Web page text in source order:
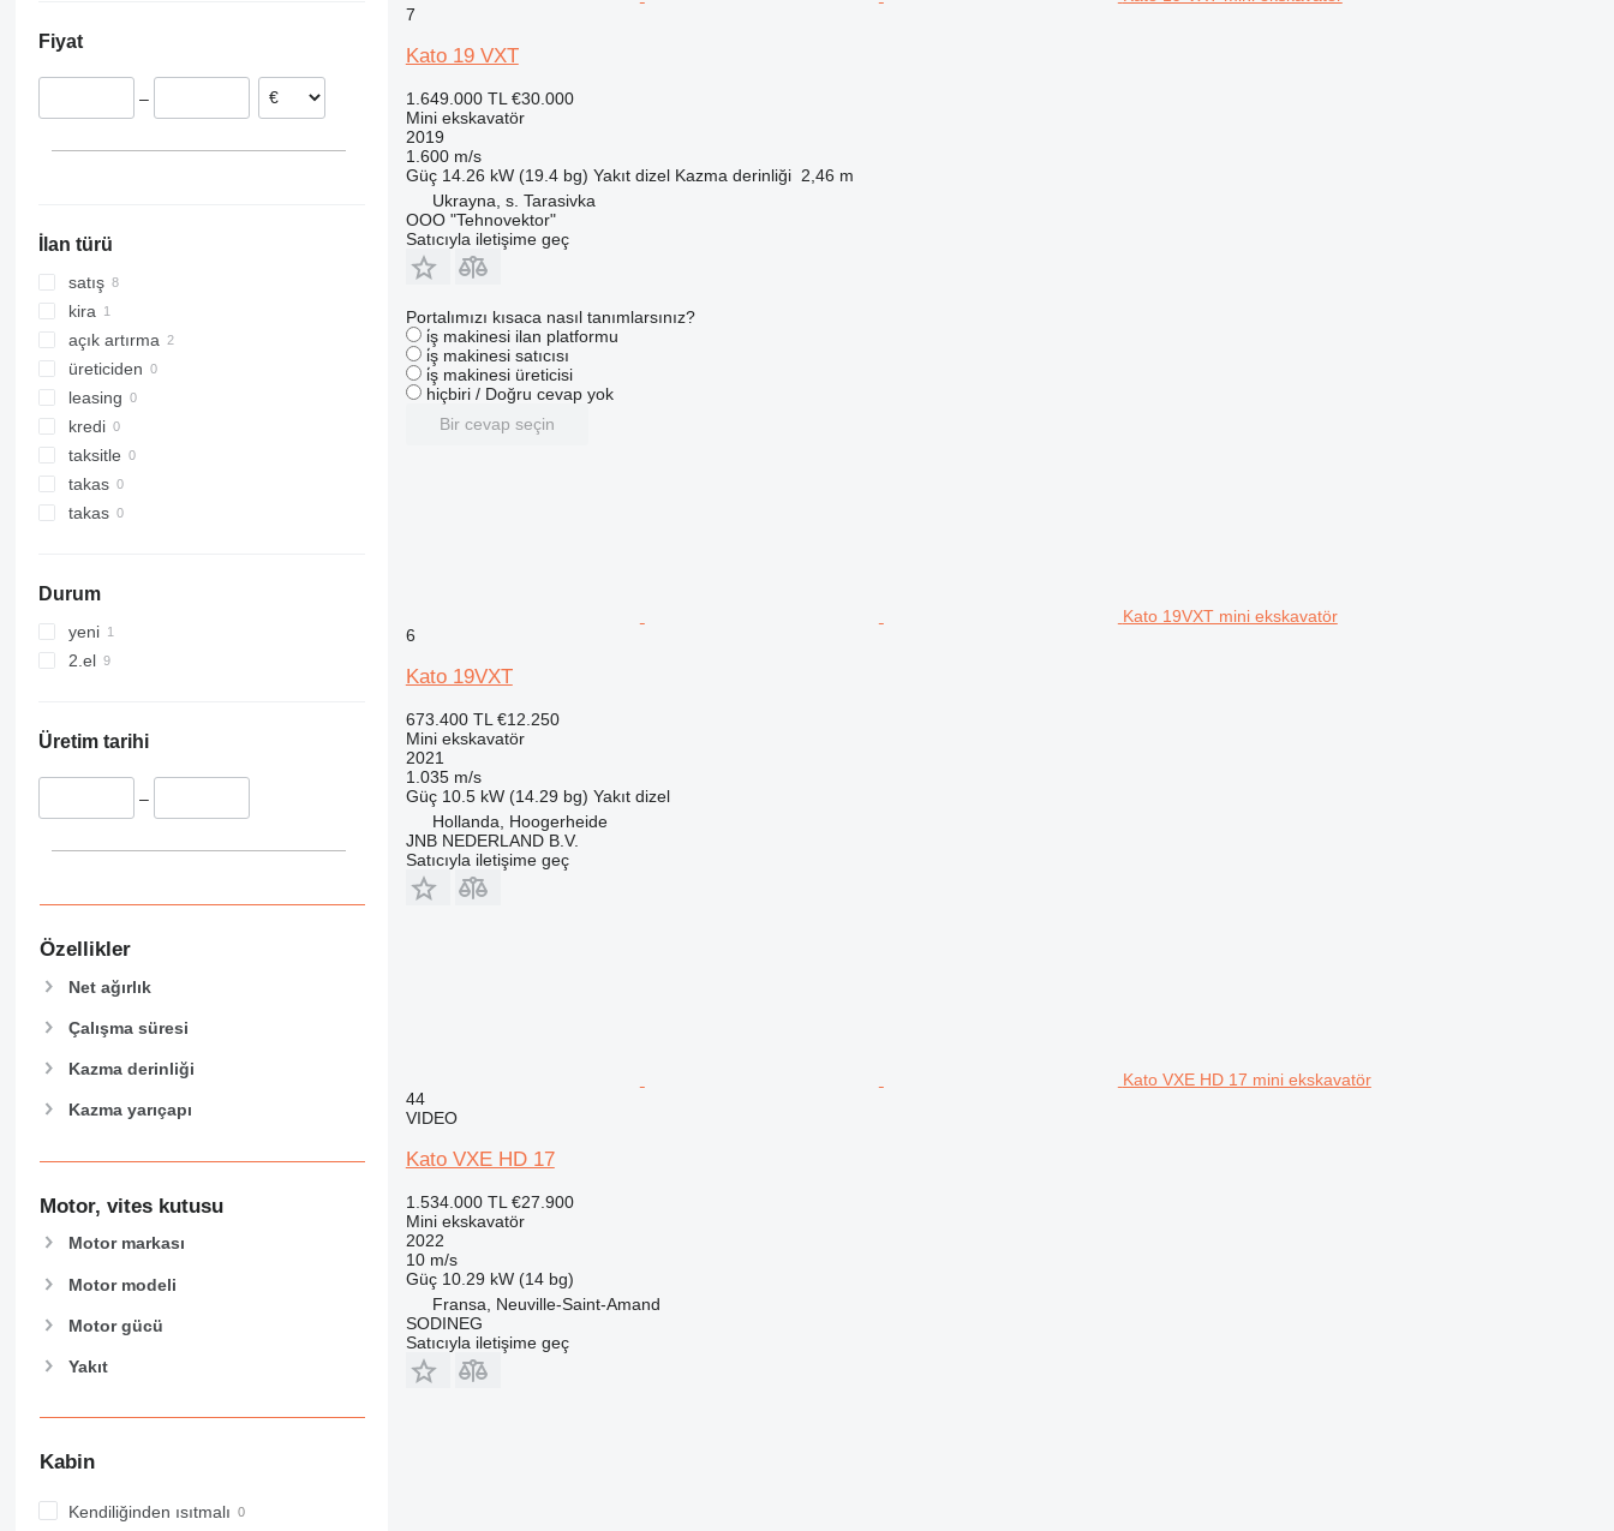
318
324
325
326
329
330
336
340
345
349
350
375
390
395
422
430
438
C-series
D series
GC
NR
140X LC
8008
8010
8014
8016
8018
8025
8026
8030
8035
8045
8055
8056
8060
8085
ZL
G-series
Fiyat
–
İlan türü
satış
kira
açık artırma
üreticiden
leasing
kredi
taksitle
takas
takas
Durum
yeni
2.el
Üretim tarihi
–
Özellikler
Net ağırlık
Çalışma süresi
Kazma derinliği
Kazma yarıçapı
Motor, vites kutusu
Motor markası
Motor modeli
Motor gücü
Yakıt
Kabin
Kendiliğinden ısıtmalı
7
Kato 19 VXT
1.649.000 TL €30.000
Mini ekskavatör
2019
1.600 m/s
Güç 14.26 kW (19.4 bg) Yakıt dizel Kazma derinliği 2,46 m
Ukrayna, s. Tarasivka
OOO "Tehnovektor"
Satıcıyla iletişime geç
Portalımızı kısaca nasıl tanımlarsınız?
i̇ş makinesi ilan platformu
i̇ş makinesi satıcısı
i̇ş makinesi üreticisi
hiçbiri / Doğru cevap yok
Bir cevap seçin
Kato 19VXT mini ekskavatör
6
Kato 19VXT
673.400 TL €12.250
Mini ekskavatör
2021
1.035 m/s
Güç 10.5 kW (14.29 bg) Yakıt dizel
Hollanda, Hoogerheide
JNB NEDERLAND B.V.
Satıcıyla iletişime geç
Kato VXE HD 17 mini ekskavatör
44
VIDEO
Kato VXE HD 17
1.534.000 TL €27.900
Mini ekskavatör
2022
10 m/s
Güç 10.29 kW (14 bg)
Fransa, Neuville-Saint-Amand
SODINEG
Satıcıyla iletişime geç